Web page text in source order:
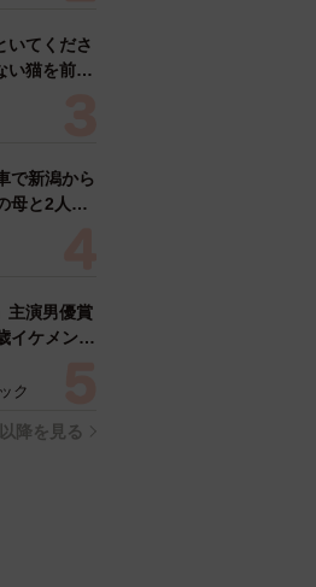
いてくださ
い猫を前に
「命の重
で新潟から
母と2人で
大学生で
主演男優賞
イケメン俳
くり」
ク
降を見る